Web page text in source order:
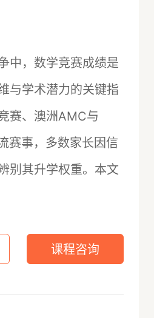
中，数学竞赛成绩是
与学术潜力的关键指
赛、澳洲AMC与
赛事，多数家长因信
别其升学权重。本文
课程咨询